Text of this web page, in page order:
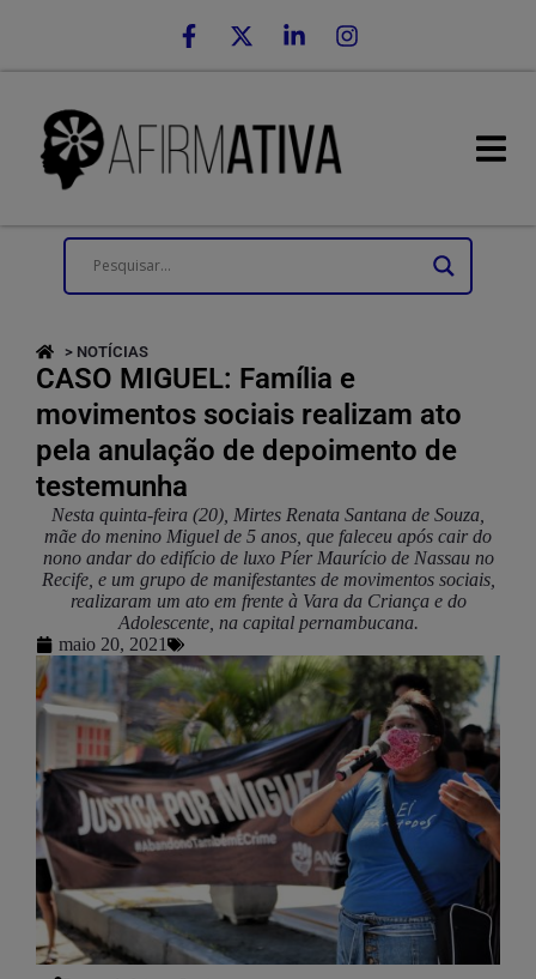
> NOTÍCIAS
CASO MIGUEL: Família e
movimentos sociais realizam ato
pela anulação de depoimento de
testemunha
Nesta quinta-feira (20), Mirtes Renata Santana de Souza,
mãe do menino Miguel de 5 anos, que faleceu após cair do
nono andar do edifício de luxo Píer Maurício de Nassau no
Recife, e um grupo de manifestantes de movimentos sociais,
realizaram um ato em frente à Vara da Criança e do
Adolescente, na capital pernambucana.
maio 20, 2021